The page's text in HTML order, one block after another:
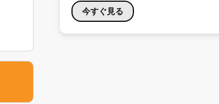
今すぐ見る